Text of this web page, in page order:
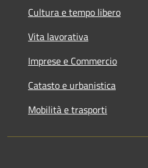
Cultura e tempo libero
Vita lavorativa
Imprese e Commercio
Catasto e urbanistica
Mobilità e trasporti